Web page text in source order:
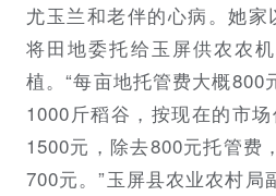
尤玉兰和老伴的心病。她家
将田地委托给玉屏供农农
植。“每亩地托管费大概800
1000斤稻谷，按现在的市
1500元，除去800元托管费
700元。”玉屏县农业农村局